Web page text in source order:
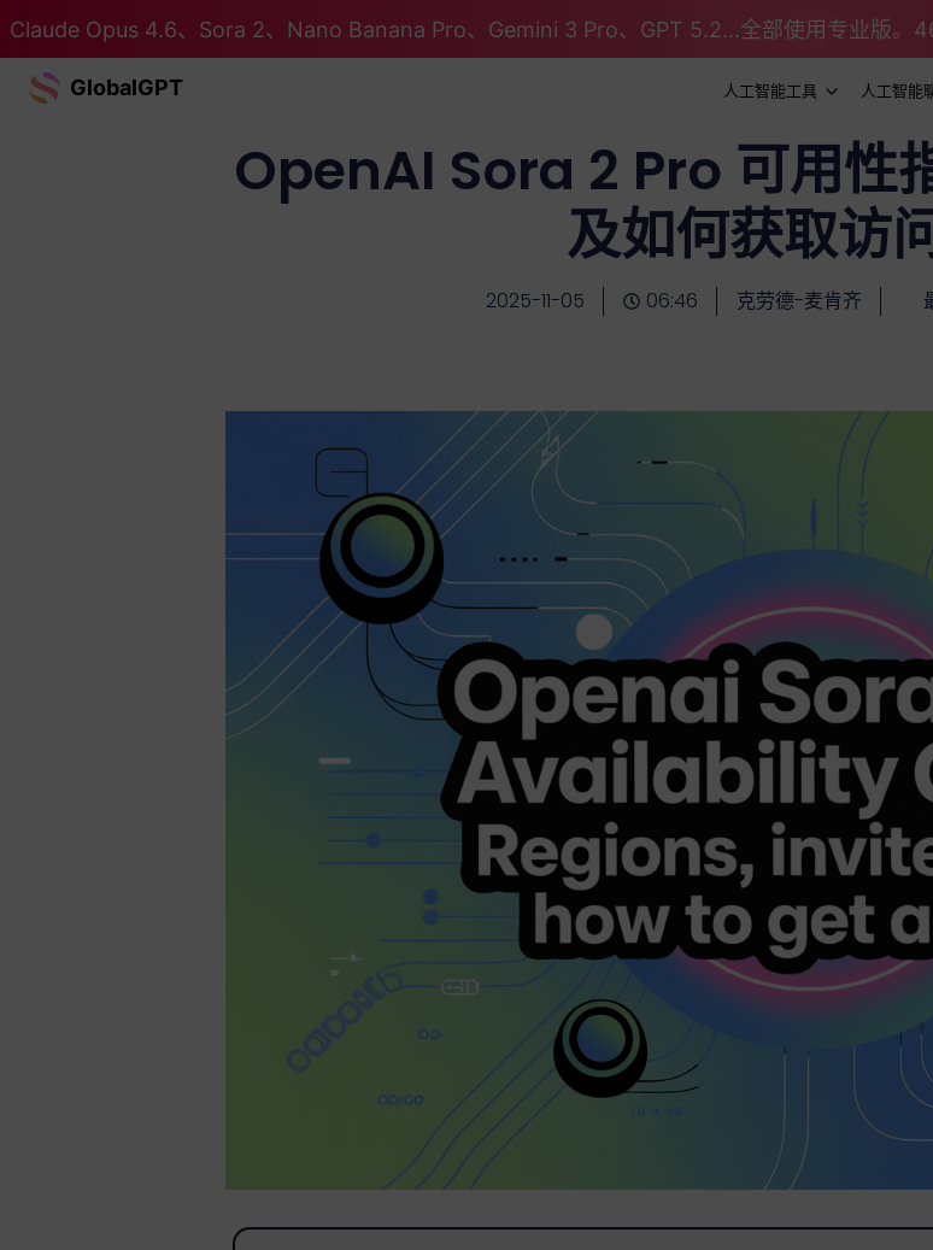
Claude Opus 4.6、Sora 2、Nano Banana Pro、Gemini 3 Pro、GPT 5.2...全部使用专业版。
GlobalGPT 人工智能工具 人工智能
OpenAI Sora 2 Pro 可用性
及如何获取访
2025-11-05 06:46 克劳德-麦肯齐